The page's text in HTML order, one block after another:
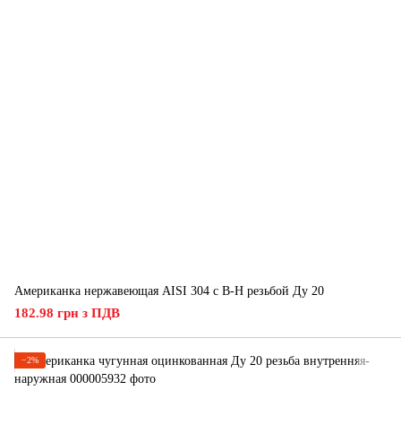
Американка нержавеющая AISI 304 с В-Н резьбой Ду 20
182.98 грн з ПДВ
−2%